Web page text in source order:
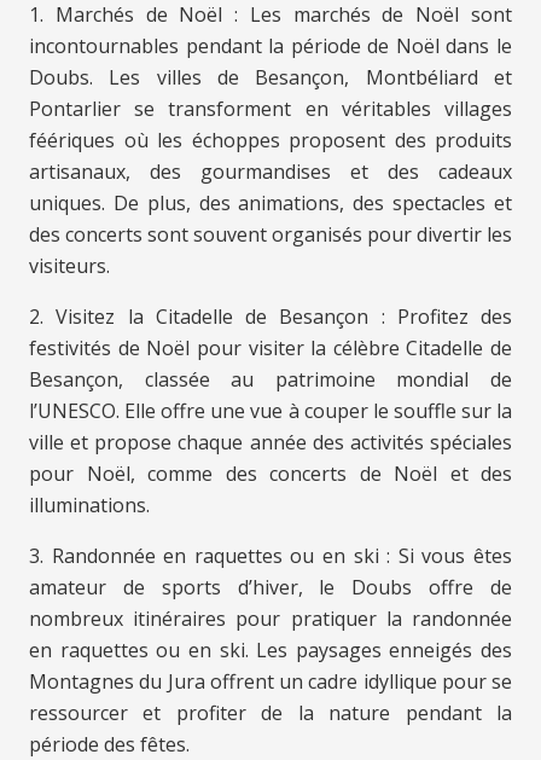
1. Marchés de Noël : Les marchés de Noël sont
incontournables pendant la période de Noël dans le
Doubs. Les villes de Besançon, Montbéliard et
Pontarlier se transforment en véritables villages
féériques où les échoppes proposent des produits
artisanaux, des gourmandises et des cadeaux
uniques. De plus, des animations, des spectacles et
des concerts sont souvent organisés pour divertir les
visiteurs.
2. Visitez la Citadelle de Besançon : Profitez des
festivités de Noël pour visiter la célèbre Citadelle de
Besançon, classée au patrimoine mondial de
l’UNESCO. Elle offre une vue à couper le souffle sur la
ville et propose chaque année des activités spéciales
pour Noël, comme des concerts de Noël et des
illuminations.
3. Randonnée en raquettes ou en ski : Si vous êtes
amateur de sports d’hiver, le Doubs offre de
nombreux itinéraires pour pratiquer la randonnée
en raquettes ou en ski. Les paysages enneigés des
Montagnes du Jura offrent un cadre idyllique pour se
ressourcer et profiter de la nature pendant la
période des fêtes.